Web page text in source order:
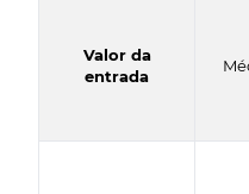
Valor da
entrada